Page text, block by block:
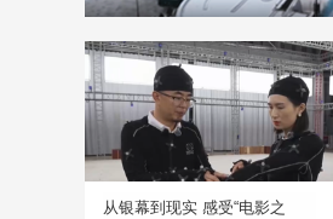
从银幕到现实 感受“电影之